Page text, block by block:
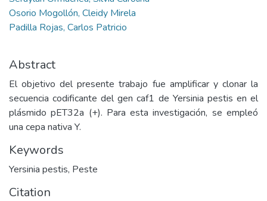
Osorio Mogollón, Cleidy Mirela
Padilla Rojas, Carlos Patricio
Abstract
El objetivo del presente trabajo fue amplificar y clonar la
secuencia codificante del gen caf1 de Yersinia pestis en el
plásmido pET32a (+). Para esta investigación, se empleó
una cepa nativa Y.
Keywords
Yersinia pestis, Peste
Citation